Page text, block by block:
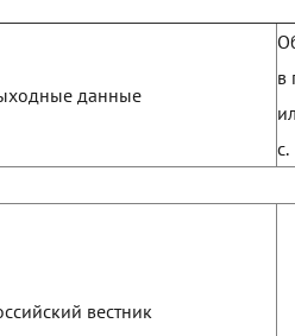
данные
в
с.
вестник